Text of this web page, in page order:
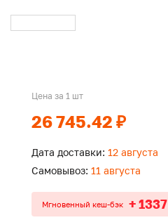
Цена за 1 шт
26 745.42 ₽
Дата доставки: 12 августа
Самовывоз: 11 августа
Мгновенный кеш-бэк + 1337